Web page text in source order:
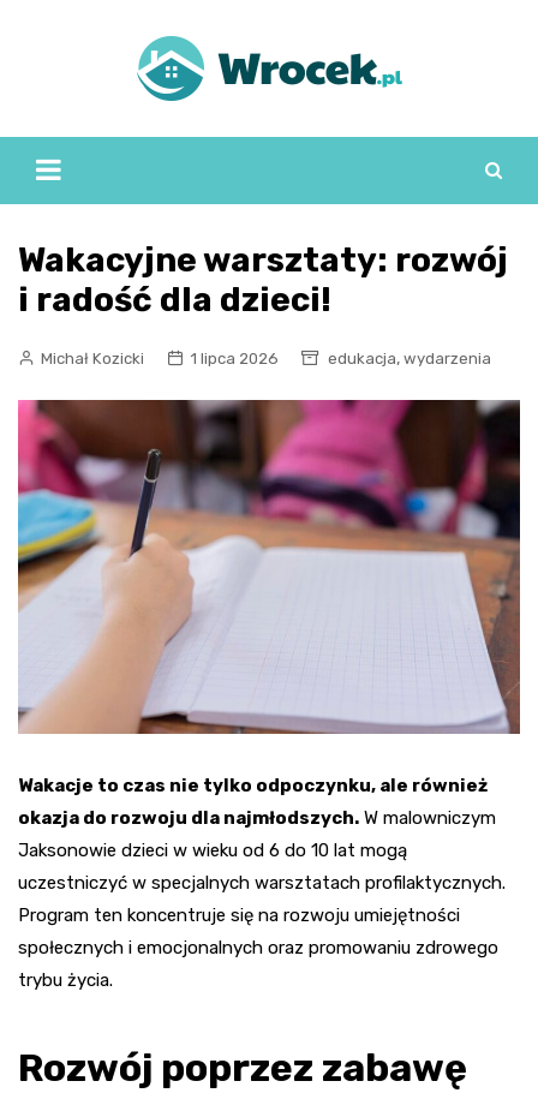
Wakacyjne warsztaty: rozwój
i radość dla dzieci!
Michał Kozicki 1 lipca 2026 edukacja, wydarzenia
Wakacje to czas nie tylko odpoczynku, ale również
okazja do rozwoju dla najmłodszych. W malowniczym
Jaksonowie dzieci w wieku od 6 do 10 lat mogą
uczestniczyć w specjalnych warsztatach profilaktycznych.
Program ten koncentruje się na rozwoju umiejętności
społecznych i emocjonalnych oraz promowaniu zdrowego
trybu życia.
Rozwój poprzez zabawę